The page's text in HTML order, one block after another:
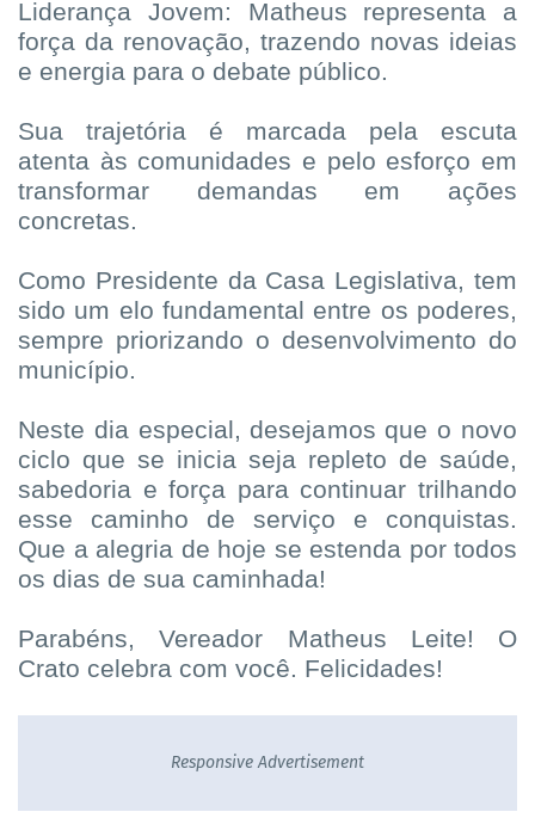
Liderança Jovem: Matheus representa a
força da renovação, trazendo novas ideias
e energia para o debate público.
Sua trajetória é marcada pela escuta
atenta às comunidades e pelo esforço em
transformar demandas em ações
concretas.
Como Presidente da Casa Legislativa, tem
sido um elo fundamental entre os poderes,
sempre priorizando o desenvolvimento do
município.
Neste dia especial, desejamos que o novo
ciclo que se inicia seja repleto de saúde,
sabedoria e força para continuar trilhando
esse caminho de serviço e conquistas.
Que a alegria de hoje se estenda por todos
os dias de sua caminhada!
Parabéns, Vereador Matheus Leite! O
Crato celebra com você. Felicidades!
Responsive Advertisement